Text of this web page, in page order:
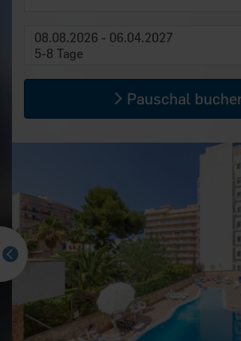
08.08.2026 - 06.04.2027
5-8 Tage
Pauschal